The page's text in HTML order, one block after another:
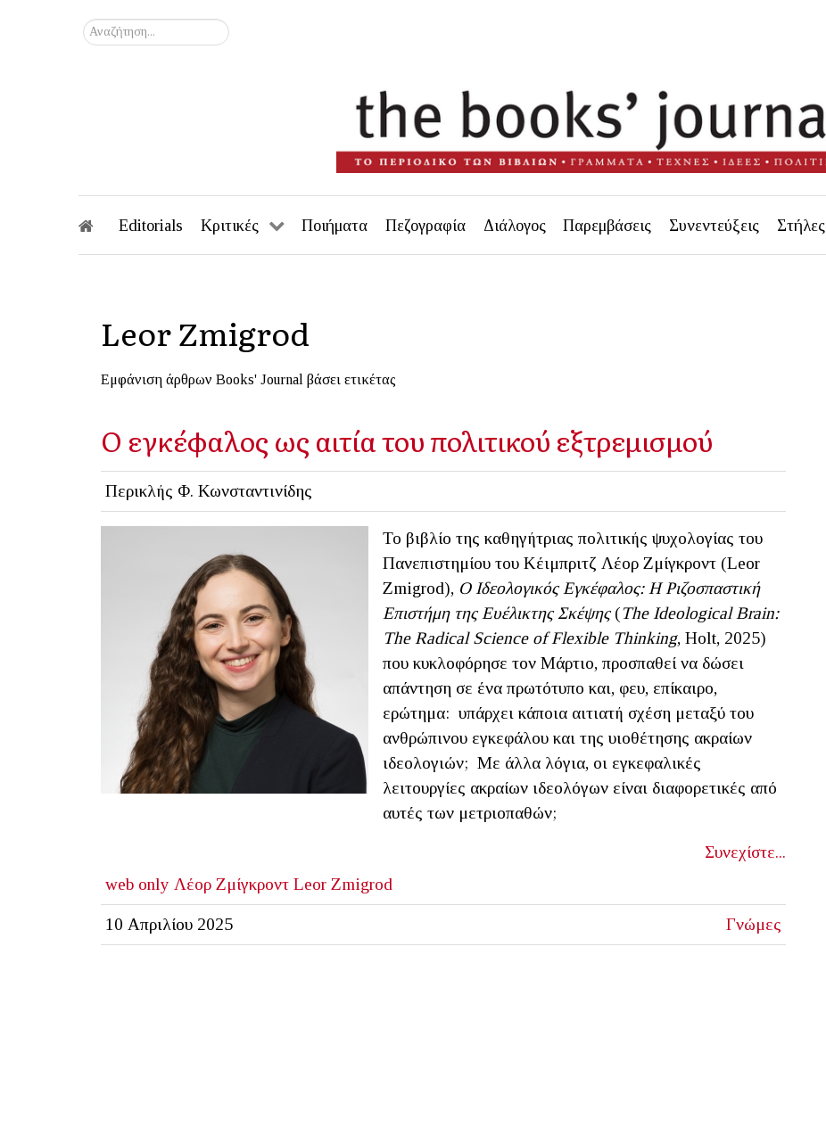
Αναζήτηση...
Editorials Κριτικές Ποιήματα Πεζογραφία Διάλογος Παρεμβάσεις Συνεντεύξεις Στήλες
Leor Zmigrod
Εμφάνιση άρθρων Books' Journal βάσει ετικέτας
Ο εγκέφαλος ως αιτία του πολιτικού εξτρεμισμού
Περικλής Φ. Κωνσταντινίδης
Το βιβλίο της καθηγήτριας πολιτικής ψυχολογίας του
Πανεπιστημίου του Κέιμπριτζ Λέορ Ζμίγκροντ (Leor
Zmigrod), Ο Ιδεολογικός Εγκέφαλος: Η Ριζοσπαστική
Επιστήμη της Ευέλικτης Σκέψης(The Ideological Brain:
The Radical Science of Flexible Thinking, Holt, 2025)
που κυκλοφόρησε τον Μάρτιο, προσπαθεί να δώσει
απάντηση σε ένα πρωτότυπο και, φευ, επίκαιρο,
ερώτημα: υπάρχει κάποια αιτιατή σχέση μεταξύ του
ανθρώπινου εγκεφάλου και της υιοθέτησης ακραίων
ιδεολογιών; Με άλλα λόγια, οι εγκεφαλικές
λειτουργίες ακραίων ιδεολόγων είναι διαφορετικές από
αυτές των μετριοπαθών;
Συνεχίστε...
web only Λέορ Ζμίγκροντ Leor Zmigrod
10 Απριλίου 2025 Γνώμες